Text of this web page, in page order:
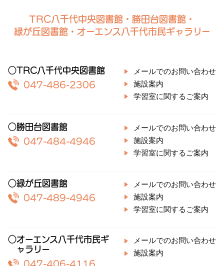
TRC八千代中央図書館・勝田台図書館・
緑が丘図書館・オーエンス八千代市民ギャラリー
○TRC八千代中央図書館
047-486-2306
メールでのお問い合わせ
施設案内
学習室に関するご案内
○勝田台図書館
047-484-4946
メールでのお問い合わせ
施設案内
学習室に関するご案内
○緑が丘図書館
047-489-4946
メールでのお問い合わせ
施設案内
学習室に関するご案内
○オーエンス八千代市民ギ
ャラリー
047-406-4116
メールでのお問い合わせ
施設案内